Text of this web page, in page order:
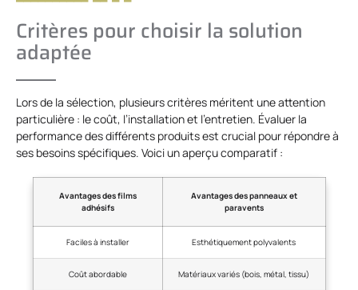
Critères pour choisir la solution
adaptée
Lors de la sélection, plusieurs critères méritent une attention
particulière : le coût, l’installation et l’entretien. Évaluer la
performance des différents produits est crucial pour répondre à
ses besoins spécifiques. Voici un aperçu comparatif :
Avantages des films
adhésifs
Avantages des panneaux et
paravents
Faciles à installer Esthétiquement polyvalents
Coût abordable Matériaux variés (bois, métal, tissu)